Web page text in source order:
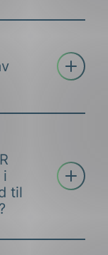
Åpne
til
Åpne